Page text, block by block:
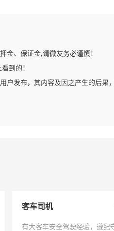
金、保证金,请微友务必谨慎！
看到的！
户发布，其内容及因之产生的后果
客车司机
有大客车安全驾驶经验，遵纪